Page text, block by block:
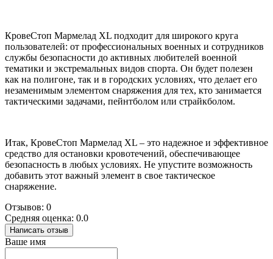
КровеСтоп Мармелад XL подходит для широкого круга
пользователей: от профессиональных военных и сотрудников
службы безопасности до активных любителей военной
тематики и экстремальных видов спорта. Он будет полезен
как на полигоне, так и в городских условиях, что делает его
незаменимым элементом снаряжения для тех, кто занимается
тактическими задачами, пейнтболом или страйкболом.
Итак, КровеСтоп Мармелад XL – это надежное и эффективное
средство для остановки кровотечений, обеспечивающее
безопасность в любых условиях. Не упустите возможность
добавить этот важный элемент в свое тактическое
снаряжение.
Отзывов: 0
Средняя оценка: 0.0
Написать отзыв
Ваше имя